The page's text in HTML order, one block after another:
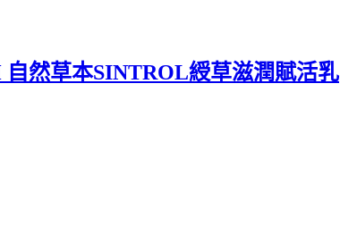
然草本SINTROL綬草滋潤賦活乳